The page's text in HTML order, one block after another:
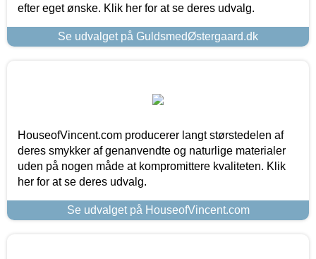
efter eget ønske. Klik her for at se deres udvalg.
Se udvalget på GuldsmedØstergaard.dk
HouseofVincent.com producerer langt størstedelen af
deres smykker af genanvendte og naturlige materialer
uden på nogen måde at kompromittere kvaliteten. Klik
her for at se deres udvalg.
Se udvalget på HouseofVincent.com